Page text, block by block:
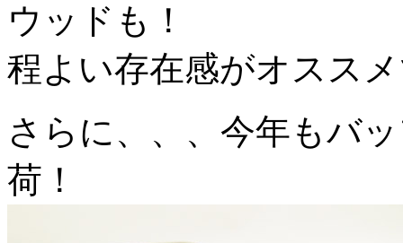
ウッドも！
程よい存在感がオスス
さらに、、、今年もバ
荷！